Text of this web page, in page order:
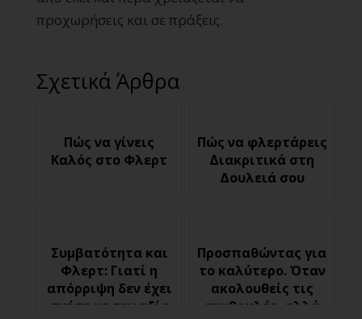
προχωρήσεις και σε πράξεις.
Σχετικά Άρθρα
Πώς να γίνεις
Καλός στο Φλερτ
Πώς να φλερτάρεις
Διακριτικά στη
Δουλειά σου
Συμβατότητα και
Φλερτ: Γιατί η
απόρριψη δεν έχει
σχέση με την αξία
Προσπαθώντας για
το καλύτερο. Όταν
ακολουθείς τις
συμβουλές, αλλά